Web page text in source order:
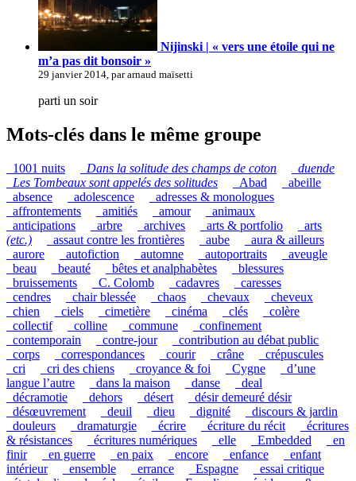
Nijinski | « vers une étoile qui ne
m’a pas dit bonsoir »
29 janvier 2014, par arnaud maïsetti
parti un soir
Mots-clés dans le même groupe
_1001 nuits Dans la solitude des champs de coton
duende
Les Tombeaux sont appelés des solitudes _Abad
_abeille
_absence
_adolescence
_adresses & monologues
_affrontements
_amitiés _amour
_animaux
_anticipations
_arbre _archives _arts & portfolio
_arts
(etc.)
_assaut contre les frontières _aube
_aura & ailleurs
_aurore
_autofiction _automne _autoportraits
_aveugle
_beau
_beauté _bêtes et analphabètes
_blessures
_bruissements
_C. Colomb _cadavres
_caresses
_cendres
_chair blessée _chaos _chevaux
_cheveux
_chien
_ciels _cimetière _cinéma _clés
_colère
_collectif
_colline _commune
_confinement
_contemporain
_contre-jour
_contribution au débat public
_corps
_correspondances _courir _crâne
_crépuscules
_cri
_cri des chiens _croyance & foi _Cygne
_d’une
langue l’autre
_dans la maison _danse
_deal
_décramotie
_dehors _désert
_désir demeuré désir
_désœuvrement
_deuil _dieu _dignité
_discours & jardin
_douleurs
_dramaturgie _écrire _écriture du récit
_écritures
& résistances
_écritures numériques _elle _Embedded
_en
finir
_en guerre _en paix _encore _enfance
_enfant
intérieur
_ensemble _errance _Espagne
_essai critique